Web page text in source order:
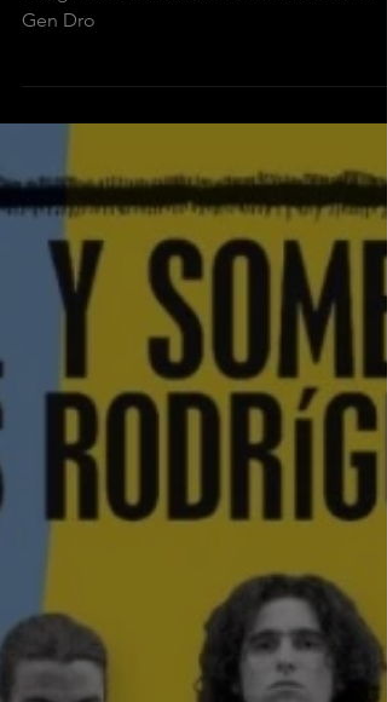
Gen Dro